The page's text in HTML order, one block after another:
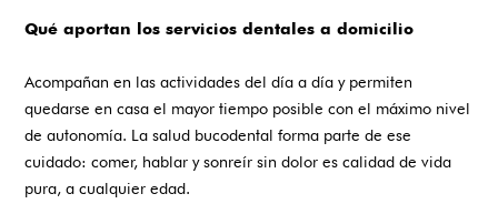
Qué aportan los servicios dentales a domicilio
Acompañan en las actividades del día a día y permiten
quedarse en casa el mayor tiempo posible con el máximo nivel
de autonomía. La salud bucodental forma parte de ese
cuidado: comer, hablar y sonreír sin dolor es calidad de vida
pura, a cualquier edad.